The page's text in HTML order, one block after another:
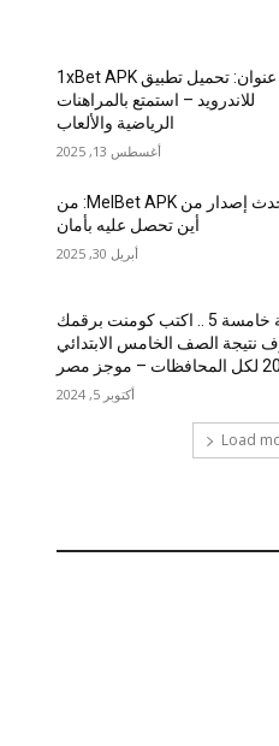
عنوان: تحميل تطبيق 1xBet APK
للاندرويد – استمتع بالمراهنات
الرياضية والألعاب
أغسطس 13, 2025
أحدث إصدار من MelBet APK: من
أين تحصل عليه بأمان
أبريل 30, 2025
نتيجة خامسة 5 .. اكتب كومنت برقمك
نتيجة الصف الخامس الابتدائي
– موجز مصر
أكتوبر 5, 2024
Load